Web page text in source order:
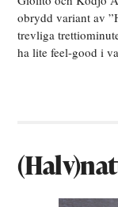
obrydd variant av
trevliga
ha lite feel-good i